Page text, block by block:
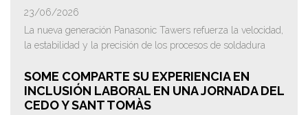
23/06/2026
La nueva generación Panasonic Tawers refuerza la velocidad,
la estabilidad y la precisión de los procesos de soldadura
SOME COMPARTE SU EXPERIENCIA EN
INCLUSIÓN LABORAL EN UNA JORNADA DEL
CEDO Y SANT TOMÀS